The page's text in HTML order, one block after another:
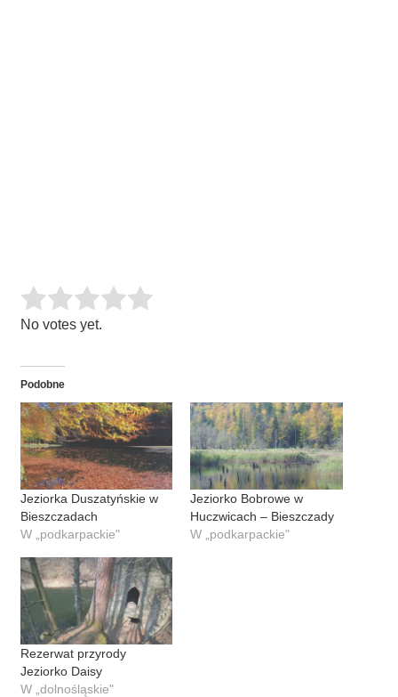
Rate this item:
No votes yet.
Podobne
Jeziorka Duszatyńskie w
Bieszczadach
W „podkarpackie"
Jeziorko Bobrowe w
Huczwicach – Bieszczady
W „podkarpackie"
Rezerwat przyrody
Jeziorko Daisy
W „dolnośląskie"